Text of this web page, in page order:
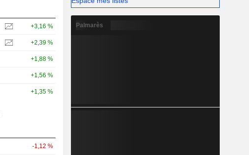
+3,16 %
+2,39 %
+1,88 %
+1,56 %
+1,35 %
-1,12 %
Palmarès